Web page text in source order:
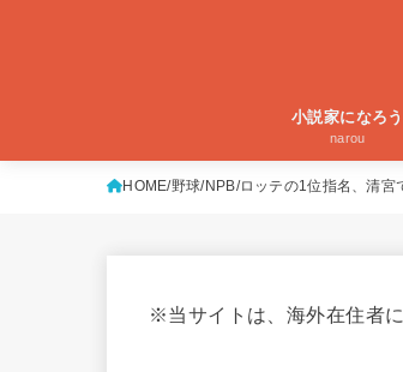
小説家になろう
narou
HOME 野球 NPB ロッテの1位指名、清
※当サイトは、海外在住者